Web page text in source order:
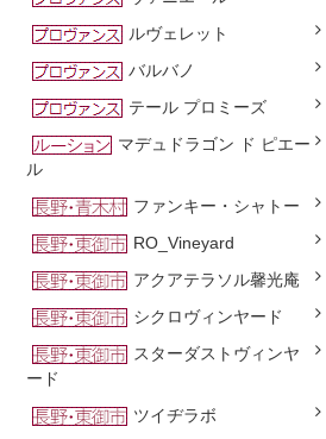
ルヴェレット
バルバノ
テール プロミーズ
マデュドラゴン ド ピエー
ル
ファンキー・シャトー
RO_Vineyard
アクアテラソル馨光庵
シクロヴィンヤード
スターダストヴィンヤ
ード
ツイヂラボ